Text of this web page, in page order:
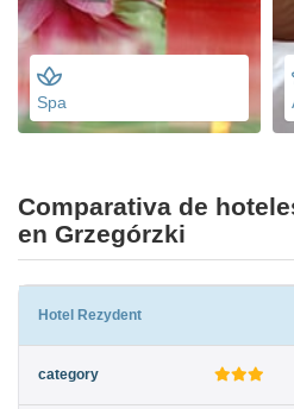
Spa
Comparativa de
en Grzegórzki
Hotel Rezydent